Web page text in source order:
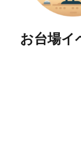
お台場イ